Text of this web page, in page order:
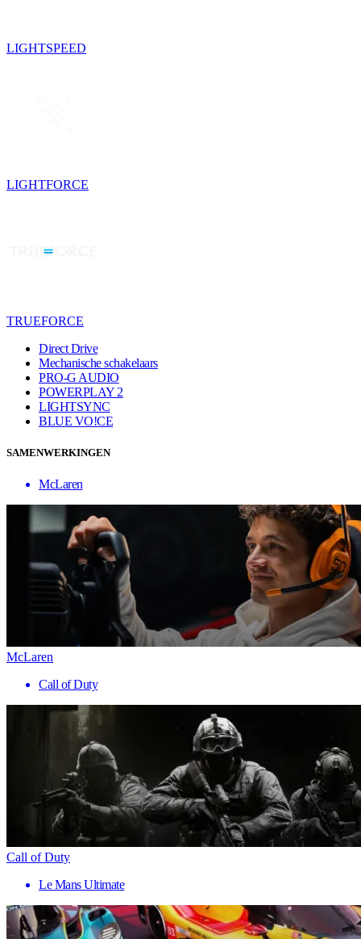
LIGHTSPEED
LIGHTFORCE
TRUEFORCE
Direct Drive
Mechanische schakelaars
PRO-G AUDIO
POWERPLAY 2
LIGHTSYNC
BLUE VO!CE
SAMENWERKINGEN
McLaren
McLaren
Call of Duty
Call of Duty
Le Mans Ultimate